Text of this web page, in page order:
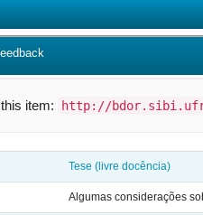
item: http://
Tese (livre docência)
Algumas considerações